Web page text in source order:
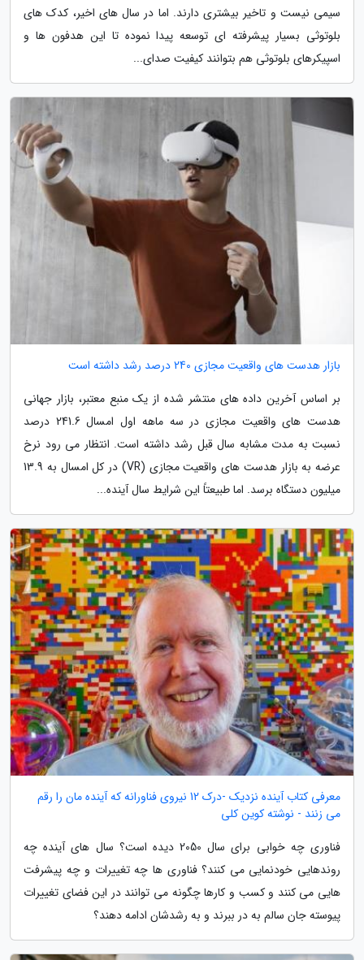
سیمی نیست و تاخیر بیشتری دارند. اما در سال های اخیر، کدک های
بلوتوثی بسیار پیشرفته ای توسعه پیدا نموده تا این هدفون ها و
اسپیکرهای بلوتوثی هم بتوانند کیفیت صدای...
بازار هدست های واقعیت مجازی 240 درصد رشد داشته است
بر اساس آخرین داده های منتشر شده از یک منبع معتبر، بازار جهانی
هدست های واقعیت مجازی در سه ماهه اول امسال 241.6 درصد
نسبت به مدت مشابه سال قبل رشد داشته است. انتظار می رود نرخ
عرضه به بازار هدست های واقعیت مجازی (VR) در کل امسال به 13.9
میلیون دستگاه برسد. اما طبیعتاً این شرایط سال آینده...
معرفی کتاب آینده نزدیک -درک 12 نیروی فناورانه که آینده مان را رقم
می زنند - نوشته کوین کلی
فناوری چه خوابی برای سال 2050 دیده است؟ سال های آینده چه
روندهایی خودنمایی می کنند؟ فناوری ها چه تغییرات و چه پیشرفت
هایی می کنند و کسب و کارها چگونه می توانند در این فضای تغییرات
پیوسته جان سالم به در ببرند و به رشدشان ادامه دهند؟